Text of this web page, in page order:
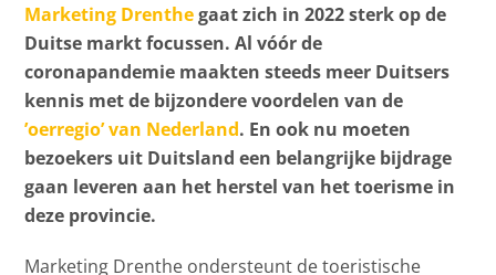
Marketing Drenthegaat zich in 2022 sterk op de
Duitse markt focussen. Al vóór de
coronapandemie maakten steeds meer Duitsers
kennis met de bijzondere voordelen van de
’oerregio’ van Nederland. En ook nu moeten
bezoekers uit Duitsland een belangrijke bijdrage
gaan leveren aan het herstel van het toerisme in
deze provincie.
Marketing Drenthe ondersteunt de toeristische